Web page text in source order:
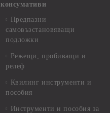
консумативи
Предпазни
самовъзстановяващи
подложки
Режещи, пробиващи и
релеф
Квилинг инструменти и
пособия
Инструменти и пособия за